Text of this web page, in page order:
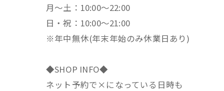
月～土：10:00～22:00
日・祝：10:00～21:00
※年中無休(年末年始のみ休業日あり)
◆SHOP INFO◆
ネット予約で×になっている日時も